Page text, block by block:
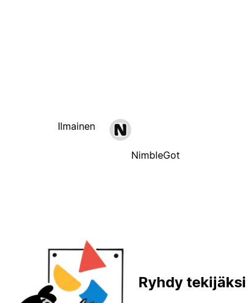
Ilmainen
NimbleGot
Ryhdy tekijäksi